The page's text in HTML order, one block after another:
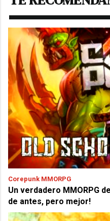
Corepunk MMORPG
Un verdadero MMORPG
de antes, pero mejor!